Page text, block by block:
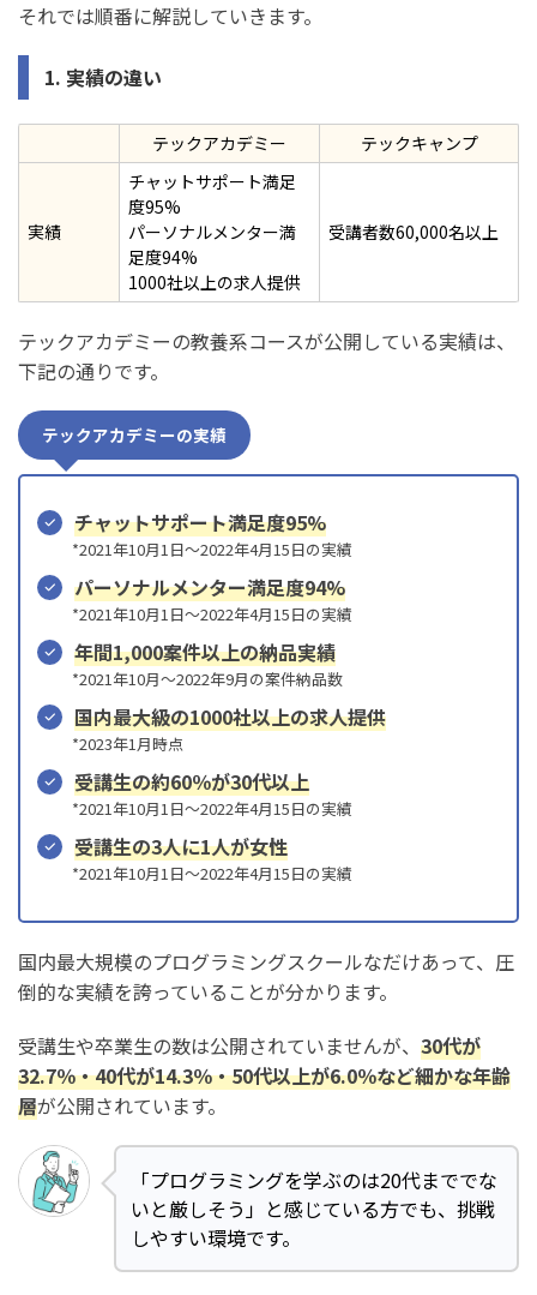
それでは順番に解説していきます。
1. 実績の違い
テックアカデミー テックキャンプ
実績
チャットサポート満足
度95%
パーソナルメンター満
足度94%
1000社以上の求人提供
受講者数60,000名以上
テックアカデミーの教養系コースが公開している実績は、
下記の通りです。
テックアカデミーの実績
チャットサポート満足度95%
*2021年10月1日〜2022年4月15日の実績
パーソナルメンター満足度94%
*2021年10月1日〜2022年4月15日の実績
年間1,000案件以上の納品実績
*2021年10月〜2022年9月の案件納品数
国内最大級の1000社以上の求人提供
*2023年1月時点
受講生の約60％が30代以上
*2021年10月1日〜2022年4月15日の実績
受講生の3人に1人が女性
*2021年10月1日〜2022年4月15日の実績
国内最大規模のプログラミングスクールなだけあって、圧
倒的な実績を誇っていることが分かります。
受講生や卒業生の数は公開されていませんが、 30代が
32.7％・40代が14.3％・50代以上が6.0％など細かな年齢
層が公開されています。
「プログラミングを学ぶのは20代まででな
いと厳しそう」と感じている方でも、挑戦
しやすい環境です。